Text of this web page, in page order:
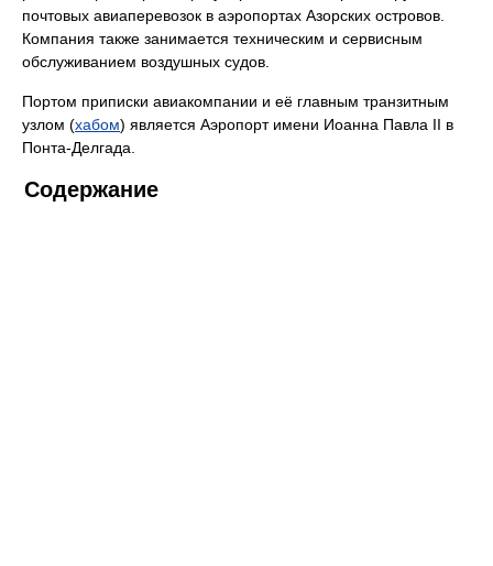
почтовых авиаперевозок в аэропортах Азорских островов.
Компания также занимается техническим и сервисным
обслуживанием воздушных судов.
Портом приписки авиакомпании и её главным транзитным
узлом (хабом) является Аэропорт имени Иоанна Павла II в
Понта-Делгада.
Содержание